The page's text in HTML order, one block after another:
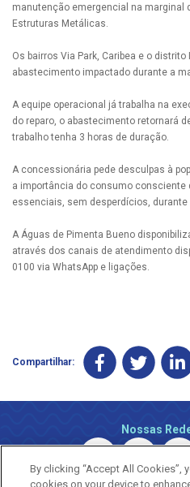
manutenção emergencial na marginal
Estruturas Metálicas.
Os bairros Via Park, Caribea e o
abastecimento impactado durante a
A equipe operacional já trabalha na
do reparo, o abastecimento retornará
trabalho tenha 3 horas de duração.
A concessionária pede desculpas à
a importância do consumo consciente
essenciais, sem desperdícios, durante
A Águas de Pimenta Bueno
através dos canais de atendimento
0100 via WhatsApp e ligações.
Compartilhar:
Nossas
By clicking “Accept All Cookies”,
cookies on your device to